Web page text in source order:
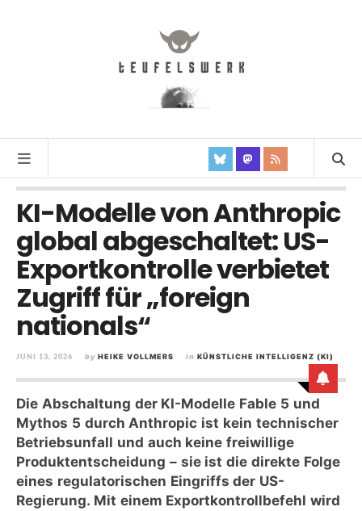
KI-Modelle von Anthropic
global abgeschaltet: US-
Exportkontrolle verbietet
Zugriff für „foreign
nationals“
JUNI 13, 2026 by HEIKE VOLLMERS in KÜNSTLICHE INTELLIGENZ (KI)
Die Abschaltung der KI-Modelle Fable 5 und
Mythos 5 durch Anthropic ist kein technischer
Betriebsunfall und auch keine freiwillige
Produktentscheidung – sie ist die direkte Folge
eines regulatorischen Eingriffs der US-
Regierung. Mit einem Exportkontrollbefehl wird